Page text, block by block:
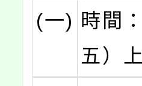
(一) 時間
五）